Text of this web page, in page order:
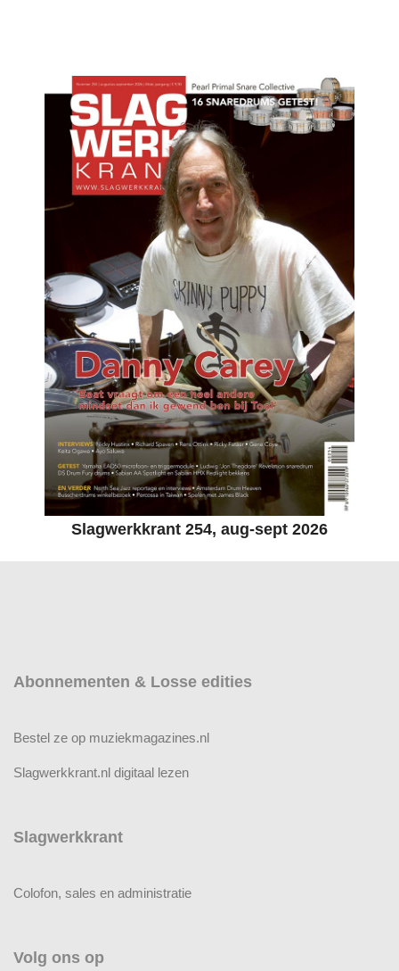
Slagwerkkrant 254, aug-sept 2026
Abonnementen & Losse edities
Bestel ze op muziekmagazines.nl
Slagwerkkrant.nl digitaal lezen
Slagwerkkrant
Colofon, sales en administratie
Volg ons op